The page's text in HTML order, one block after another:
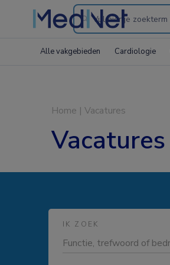
Search
the
Alle vakgebieden Cardiologie
Home | Vacatures
Vacatures
IK ZOEK